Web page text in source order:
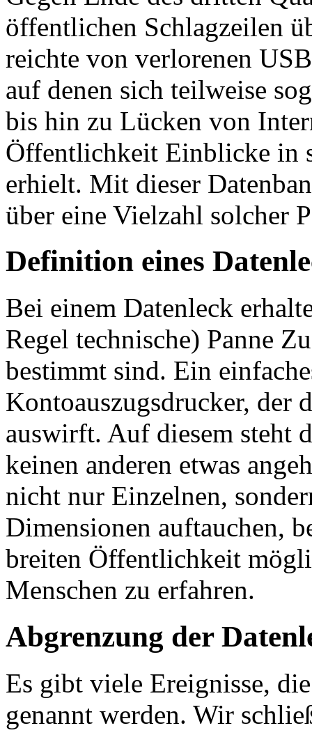
öffentlichen Schlagzeilen
reichte von verlorenen
auf denen sich teilweise
bis hin zu Lücken von
Öffentlichkeit Einblicke in
erhielt. Mit dieser
über eine Vielzahl solcher
Definition eines
Bei einem Datenleck
Regel technische) Panne
bestimmt sind. Ein
Kontoauszugsdrucker, der
auswirft. Auf diesem steht
keinen anderen etwas
nicht nur Einzelnen,
Dimensionen auftauchen,
breiten Öffentlichkeit
Menschen zu erfahren.
Abgrenzung der
Es gibt viele Ereignisse,
genannt werden. Wir